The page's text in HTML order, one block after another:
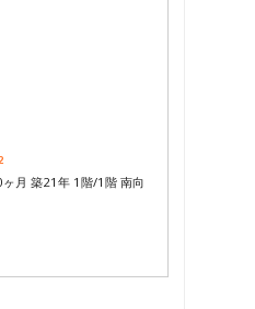
月 築21年 1階/1階 南向